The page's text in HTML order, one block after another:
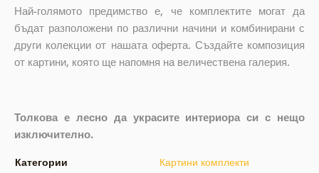
Най-голямото предимство е, че комплектите могат да
бъдат разположени по различни начини и комбинирани с
други колекции от нашата оферта. Създайте композиция
от картини, която ще напомня на величествена галерия.
Толкова е лесно да украсите интериора си с нещо
изключително.
Категории Картини комплекти